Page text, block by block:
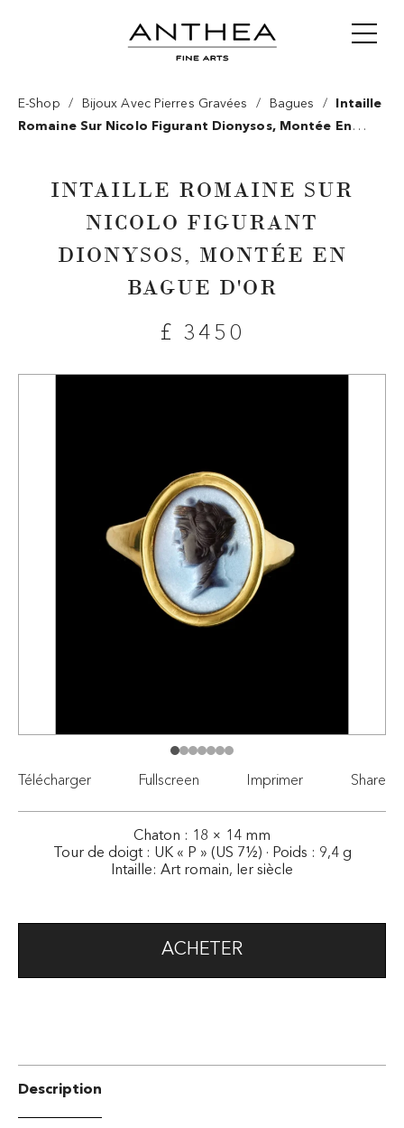
E-Shop / Bijoux Avec Pierres Gravées / Bagues /
Intaille
Romaine Sur Nicolo Figurant Dionysos, Montée En
INTAILLE ROMAINE SUR
NICOLO FIGURANT
DIONYSOS, MONTÉE EN
BAGUE D'OR
£ 3450
Télécharger Fullscreen Imprimer Share
Chaton : 18 × 14 mm
Tour de doigt : UK « P » (US 7½) · Poids : 9,4 g
Intaille: Art romain, Ier siècle
ACHETER
Description